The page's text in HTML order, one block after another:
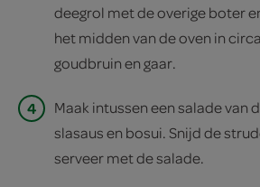
deegrol met de overige boter
het midden van de oven in
goudbruin en gaar.
4
Maak intussen een salade van
slasaus en bosui. Snijd de
serveer met de salade.